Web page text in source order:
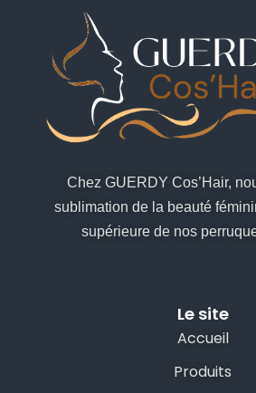
Chez GUERDY Cos’Hair,
sublimation de la beauté
supérieure de nos
Le site
Accueil
Produits